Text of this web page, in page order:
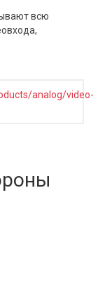
всю
analog/video-